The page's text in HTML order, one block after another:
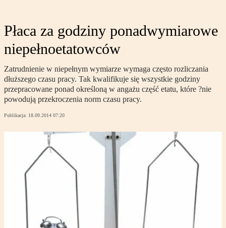
Płaca za godziny ponadwymiarowe
niepełnoetatowców
Zatrudnienie w niepełnym wymiarze wymaga często rozliczania
dłuższego czasu pracy. Tak kwalifikuje się wszystkie godziny
przepracowane ponad określoną w angażu część etatu, które ?nie
powodują przekroczenia norm czasu pracy.
Publikacja: 18.09.2014 07:20